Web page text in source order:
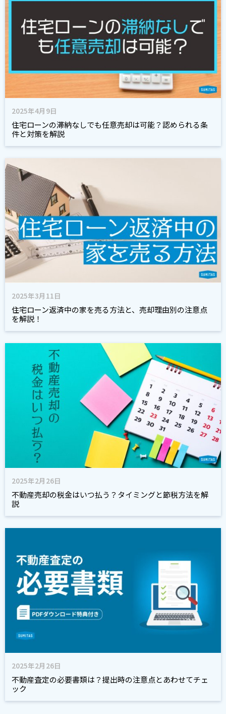
2025年4月9日
住宅ローンの滞納なしでも任意売却は可能？認められる条
件と対策を解説
2025年3月11日
住宅ローン返済中の家を売る方法と、売却理由別の注意点
を解説！
2025年2月26日
不動産売却の税金はいつ払う？タイミングと節税方法を解
説
2025年2月26日
不動産査定の必要書類は？提出時の注意点とあわせてチェ
ック